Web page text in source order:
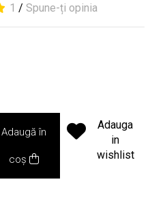
1 / Spune-ți opinia
Adaugă în
coș
Adauga
in
wishlist